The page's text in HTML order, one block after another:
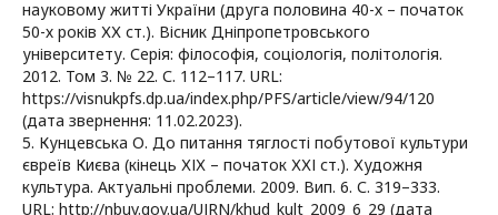
науковому житті України (друга половина 40-х – початок
50-х років ХХ ст.). Вісник Дніпропетровського
університету. Серія: філософія, соціологія, політологія.
2012. Том 3. № 22. С. 112–117. URL:
https://visnukpfs.dp.ua/index.php/PFS/article/view/94/120
(дата звернення: 11.02.2023).
5. Кунцевська О. До питання тяглості побутової культури
євреїв Києва (кінець ХІХ – початок ХХІ ст.). Художня
культура. Актуальні проблеми. 2009. Вип. 6. С. 319–333.
URL: http://nbuv.gov.ua/UJRN/khud_kult_2009_6_29 (дата